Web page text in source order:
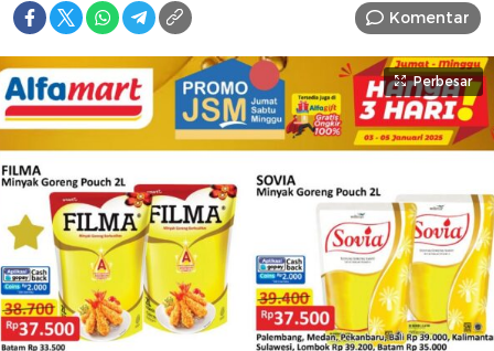
Komentar
Perbesar